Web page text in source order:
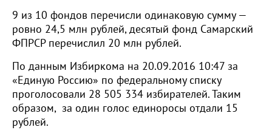
9 из 10 фондов перечисли одинаковую сумму —
ровно 24,5 млн рублей, десятый фонд Самарский
ФПРСР перечислил 20 млн рублей.
По данным Избиркома на 20.09.2016 10:47 за
«Единую Россию» по федеральному списку
проголосовали 28 505 334 избирателей. Таким
образом, за один голос единоросы отдали 15
рублей.